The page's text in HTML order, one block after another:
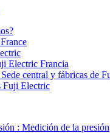
Electric Francia
central y fábricas de
Fuji Electric
: Medición de la presión